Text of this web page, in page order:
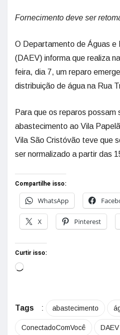
Fornecimento deve ser
O Departamento de Águas e
(DAEV) informa que realiza
feira, dia 7, um reparo
distribuição de água na Rua
Para que os reparos possam
abastecimento ao Vila
Vila São Cristóvão teve que
ser normalizado a partir das
Compartilhe isso:
WhatsApp
X Pinterest
Curtir isso:
Tags : abastecimento
ConectadoComVocê DAEV